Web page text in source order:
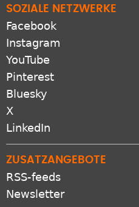
SOZIALE NETZWERKE
Facebook
Instagram
YouTube
Pinterest
Bluesky
X
LinkedIn
ZUSATZANGEBOTE
RSS-feeds
Newsletter